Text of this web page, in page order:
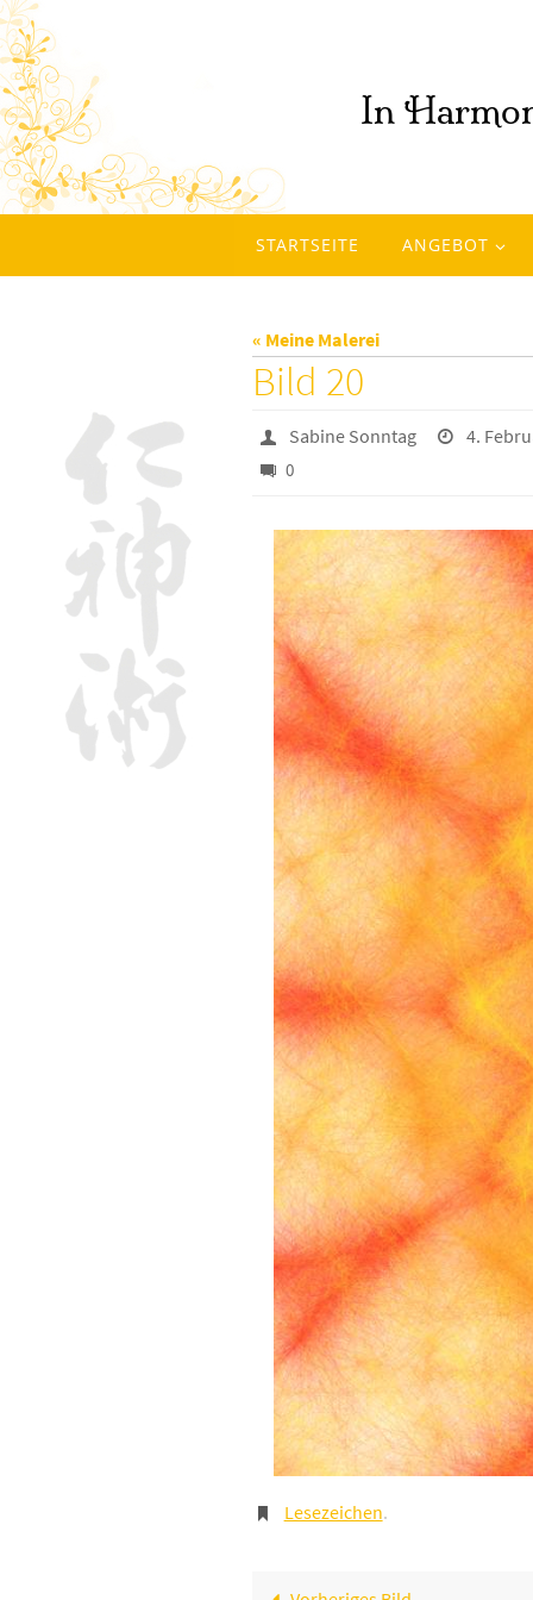
Zum
Inhalt
springen
Inhalt
springen
STARTSEITE ANGEBOT
« Meine Malerei
Bild 20
Sabine Sonntag 4.
0
Lesezeichen.